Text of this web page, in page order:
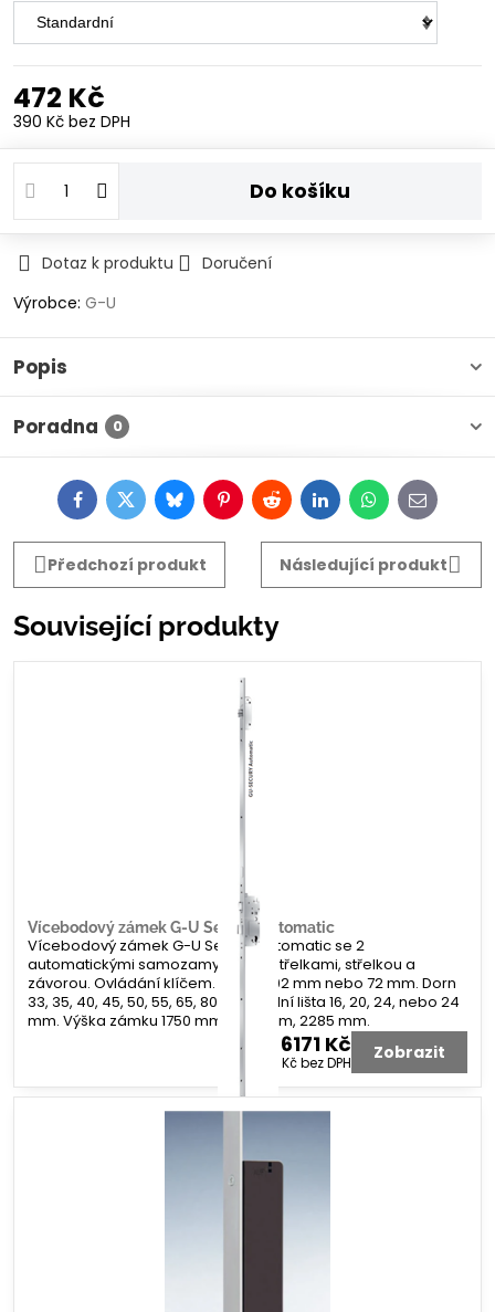
472 Kč
390 Kč bez DPH
Do košíku
Dotaz k produktu
Doručení
Výrobce: G-U
Popis
Poradna 0
FacebookTwitterBlueskyPinterestRedditLinkedInWhatsApp
E-
mail
Předchozí produkt
Následující produkt
Související produkty
Vícebodový zámek G-U Secury Automatic
Vícebodový zámek G-U Secury Automatic se 2
automatickými samozamykacími střelkami, střelkou a
závorou. Ovládání klíčem. Rozteč 92 mm nebo 72 mm. Dorn
33, 35, 40, 45, 50, 55, 65, 80 mm. Čelní lišta 16, 20, 24, nebo 24
mm. Výška zámku 1750 mm, 1935 mm, 2285 mm.
6171 Kč
5100 Kčbez DPH Zobrazit